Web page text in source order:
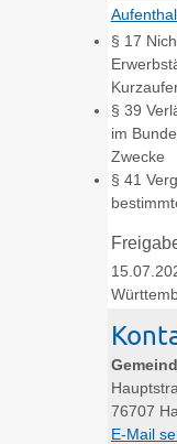
§ 17
§ 39
im
Zwecke
§ 41
76707
E-Mail